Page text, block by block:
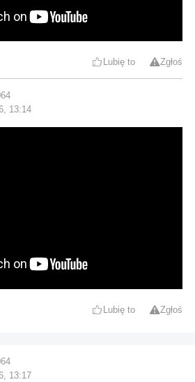
Lubię to Zgłoś
13:14
Lubię to Zgłoś
13:17